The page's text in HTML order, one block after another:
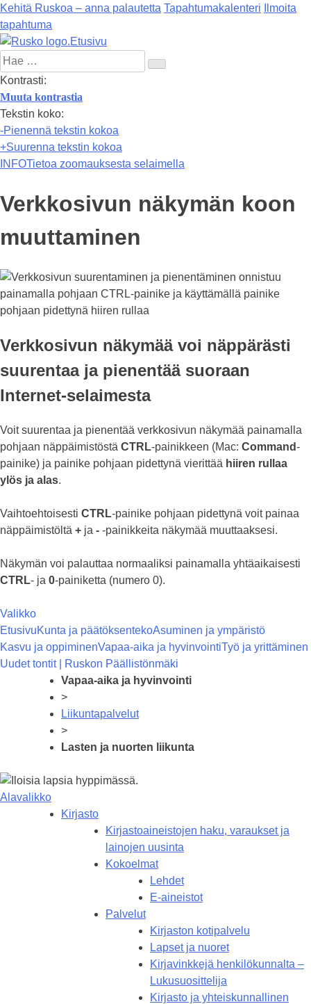
Kehitä Ruskoa – anna palautetta Tapahtumakalenteri
Ilmoita
tapahtuma
Etusivu
Hae:
Kontrasti:
Muuta kontrastia
Tekstin koko:
-Pienennä tekstin kokoa
+Suurenna tekstin kokoa
INFOTietoa zoomauksesta selaimella
Verkkosivun näkymän koon
muuttaminen
Verkkosivun näkymää voi näppärästi
suurentaa ja pienentää suoraan
Internet-selaimesta
Voit suurentaa ja pienentää verkkosivun näkymää painamalla
pohjaan näppäimistöstä CTRL-painikkeen (Mac: Command-
painike) ja painike pohjaan pidettynä vierittää hiiren rullaa
ylös ja alas.
Vaihtoehtoisesti CTRL-painike pohjaan pidettynä voit painaa
näppäimistöltä + ja - -painikkeita näkymää muuttaaksesi.
Näkymän voi palauttaa normaaliksi painamalla yhtäaikaisesti
CTRL- ja 0-painiketta (numero 0).
Valikko
EtusivuKunta ja päätöksentekoAsuminen ja ympäristö
Kasvu ja oppiminenVapaa-aika ja hyvinvointiTyö ja yrittäminen
Uudet tontit | Ruskon Päällistönmäki
Vapaa-aika ja hyvinvointi
>
Liikuntapalvelut
>
Lasten ja nuorten liikunta
Alavalikko
Kirjasto
Kirjastoaineistojen haku, varaukset ja
lainojen uusinta
Kokoelmat
Lehdet
E-aineistot
Palvelut
Kirjaston kotipalvelu
Lapset ja nuoret
Kirjavinkkejä henkilökunnalta –
Lukusuosittelija
Kirjasto ja yhteiskunnallinen